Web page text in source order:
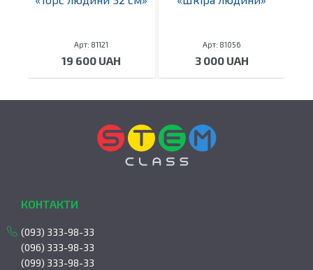
Арт: 81121
19 600 UAH
Арт: 81056
3 000 UAH
КОНТАКТИ
(093) 333-98-33
(096) 333-98-33
(099) 333-98-33